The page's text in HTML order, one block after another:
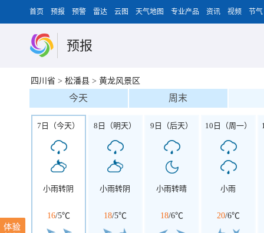
首页 预报 预警 雷达 云图 天气地图 专业产品 资讯 视频 节气
预报
四川省 > 松潘县 > 黄龙风景区
今天 周末
7日（今天）
小雨转阴
16/5℃
8日（明天）
小雨转阴
18/5℃
9日（后天）
小雨转晴
18/6℃
10日（周一）
小雨
20/6℃